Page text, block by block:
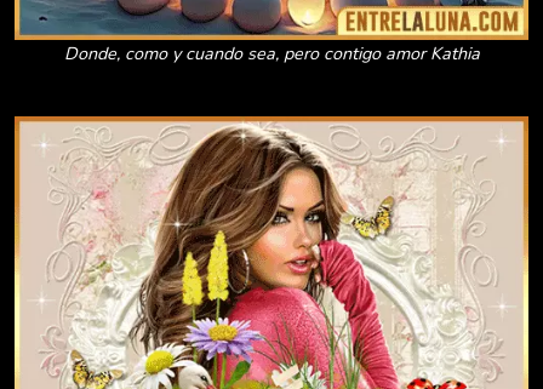
Donde, como y cuando sea, pero contigo amor Kathia